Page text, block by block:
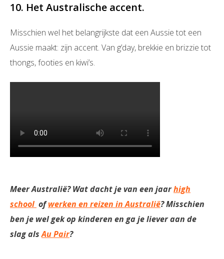
10. Het Australische accent.
Misschien wel het belangrijkste dat een Aussie tot een
Aussie maakt: zijn accent. Van g’day, brekkie en brizzie tot
thongs, footies en kiwi’s.
Meer Australië? Wat dacht je van een jaarhigh
school ofwerken en reizen in Australië? Misschien
ben je wel gek op kinderen en ga je liever aan de
slag alsAu Pair?